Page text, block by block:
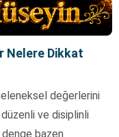
Nelere Dikkat
değerlerini
düzenli ve disiplinli
denge bazen